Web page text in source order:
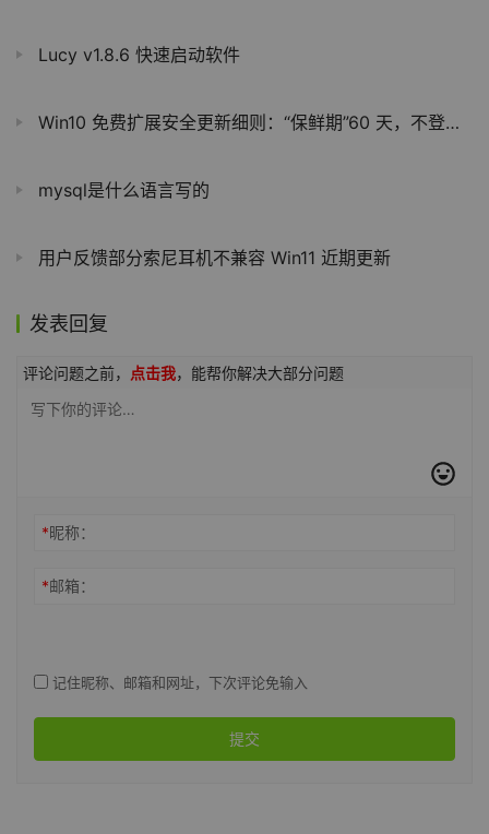
Lucy v1.8.6 快速启动软件
Win10 免费扩展安全更新细则：“保鲜期”60 天，不登录微软账号即失效
mysql是什么语言写的
用户反馈部分索尼耳机不兼容 Win11 近期更新
发表回复
评论问题之前， 点击我，能帮你解决大部分问题
*昵称：
*邮箱：
记住昵称、邮箱和网址，下次评论免输入
提交